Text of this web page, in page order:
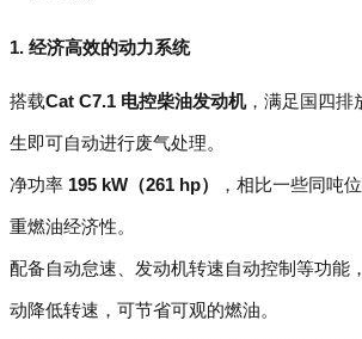
1. 经济高效的动力系统
搭载Cat C7.1 电控柴油发动机，满足国四排
生即可自动进行废气处理。
净功率 195 kW（261 hp） ，相比一些同吨
重燃油经济性。
配备自动怠速、发动机转速自动控制等功能
动降低转速，可节省可观的燃油。